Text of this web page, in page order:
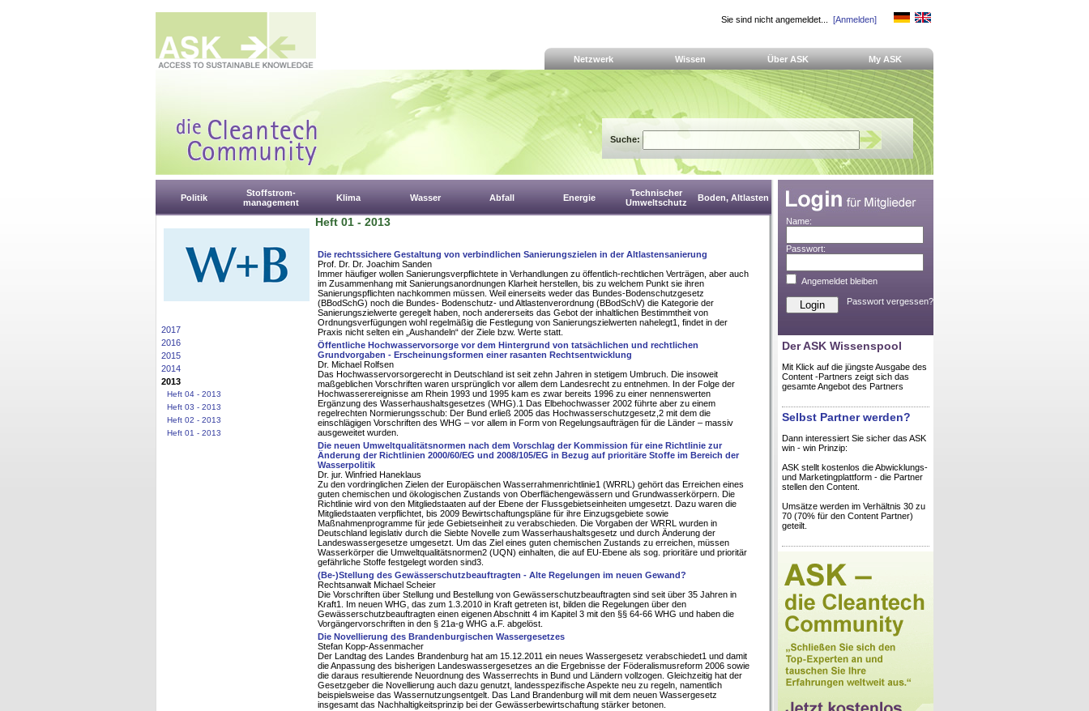
Sie sind nicht angemeldet... [Anmelden]
Netzwerk Wissen Über ASK My ASK
Suche:
Politik
Stoffstrom-
management
Klima Wasser Abfall Energie
Technischer
Umweltschutz
Boden, Altlasten
2017
2016
2015
2014
2013
Heft 04 - 2013
Heft 03 - 2013
Heft 02 - 2013
Heft 01 - 2013
Heft 01 - 2013
Die rechtssichere Gestaltung von verbindlichen Sanierungszielen in der Altlastensanierung
Prof. Dr. Dr. Joachim Sanden
Immer häufiger wollen Sanierungsverpflichtete in Verhandlungen zu öffentlich-rechtlichen Verträgen, aber auch
im Zusammenhang mit Sanierungsanordnungen Klarheit herstellen, bis zu welchem Punkt sie ihren
Sanierungspflichten nachkommen müssen. Weil einerseits weder das Bundes-Bodenschutzgesetz
(BBodSchG) noch die Bundes- Bodenschutz- und Altlastenverordnung (BBodSchV) die Kategorie der
Sanierungszielwerte geregelt haben, noch andererseits das Gebot der inhaltlichen Bestimmtheit von
Ordnungsverfügungen wohl regelmäßig die Festlegung von Sanierungszielwerten nahelegt1, findet in der
Praxis nicht selten ein „Aushandeln“ der Ziele bzw. Werte statt.
Öffentliche Hochwasservorsorge vor dem Hintergrund von tatsächlichen und rechtlichen
Grundvorgaben - Erscheinungsformen einer rasanten Rechtsentwicklung
Dr. Michael Rolfsen
Das Hochwasservorsorgerecht in Deutschland ist seit zehn Jahren in stetigem Umbruch. Die insoweit
maßgeblichen Vorschriften waren ursprünglich vor allem dem Landesrecht zu entnehmen. In der Folge der
Hochwasserereignisse am Rhein 1993 und 1995 kam es zwar bereits 1996 zu einer nennenswerten
Ergänzung des Wasserhaushaltsgesetzes (WHG).1 Das Elbehochwasser 2002 führte aber zu einem
regelrechten Normierungsschub: Der Bund erließ 2005 das Hochwasserschutzgesetz,2 mit dem die
einschlägigen Vorschriften des WHG – vor allem in Form von Regelungsaufträgen für die Länder – massiv
ausgeweitet wurden.
Die neuen Umweltqualitätsnormen nach dem Vorschlag der Kommission für eine Richtlinie zur
Änderung der Richtlinien 2000/60/EG und 2008/105/EG in Bezug auf prioritäre Stoffe im Bereich der
Wasserpolitik
Dr. jur. Winfried Haneklaus
Zu den vordringlichen Zielen der Europäischen Wasserrahmenrichtlinie1 (WRRL) gehört das Erreichen eines
guten chemischen und ökologischen Zustands von Oberflächengewässern und Grundwasserkörpern. Die
Richtlinie wird von den Mitgliedstaaten auf der Ebene der Flussgebietseinheiten umgesetzt. Dazu waren die
Mitgliedstaaten verpflichtet, bis 2009 Bewirtschaftungspläne für ihre Einzugsgebiete sowie
Maßnahmenprogramme für jede Gebietseinheit zu verabschieden. Die Vorgaben der WRRL wurden in
Deutschland legislativ durch die Siebte Novelle zum Wasserhaushaltsgesetz und durch Änderung der
Landeswassergesetze umgesetzt. Um das Ziel eines guten chemischen Zustands zu erreichen, müssen
Wasserkörper die Umweltqualitätsnormen2 (UQN) einhalten, die auf EU-Ebene als sog. prioritäre und prioritär
gefährliche Stoffe festgelegt worden sind3.
(Be-)Stellung des Gewässerschutzbeauftragten - Alte Regelungen im neuen Gewand?
Rechtsanwalt Michael Scheier
Die Vorschriften über Stellung und Bestellung von Gewässerschutzbeauftragten sind seit über 35 Jahren in
Kraft1. Im neuen WHG, das zum 1.3.2010 in Kraft getreten ist, bilden die Regelungen über den
Gewässerschutzbeauftragten einen eigenen Abschnitt 4 im Kapitel 3 mit den §§ 64-66 WHG und haben die
Vorgängervorschriften in den § 21a-g WHG a.F. abgelöst.
Die Novellierung des Brandenburgischen Wassergesetzes
Stefan Kopp-Assenmacher
Der Landtag des Landes Brandenburg hat am 15.12.2011 ein neues Wassergesetz verabschiedet1 und damit
die Anpassung des bisherigen Landeswassergesetzes an die Ergebnisse der Föderalismusreform 2006 sowie
die daraus resultierende Neuordnung des Wasserrechts in Bund und Ländern vollzogen. Gleichzeitig hat der
Gesetzgeber die Novellierung auch dazu genutzt, landesspezifische Aspekte neu zu regeln, namentlich
beispielsweise das Wassernutzungsentgelt. Das Land Brandenburg will mit dem neuen Wassergesetz
insgesamt das Nachhaltigkeitsprinzip bei der Gewässerbewirtschaftung stärker betonen.
Name:
Passwort:
Angemeldet bleiben
Passwort vergessen?
Der ASK Wissenspool
Mit Klick auf die jüngste Ausgabe des
Content -Partners zeigt sich das
gesamte Angebot des Partners
Selbst Partner werden?
Dann interessiert Sie sicher das ASK
win - win Prinzip:
ASK stellt kostenlos die Abwicklungs-
und Marketingplattform - die Partner
stellen den Content.
Umsätze werden im Verhältnis 30 zu
70 (70% für den Content Partner)
geteilt.